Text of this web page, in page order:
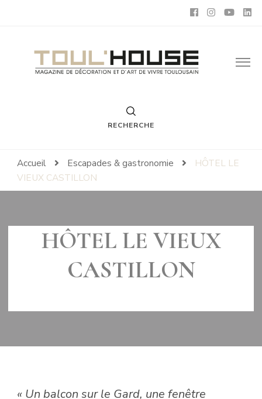
Toul'House
Magazine de Décoration et d'Art de Vivre.
RECHERCHE
Accueil Escapades & gastronomie
HÔTEL LE
VIEUX CASTILLON
HÔTEL LE VIEUX
CASTILLON
« Un balcon sur le Gard, une fenêtre